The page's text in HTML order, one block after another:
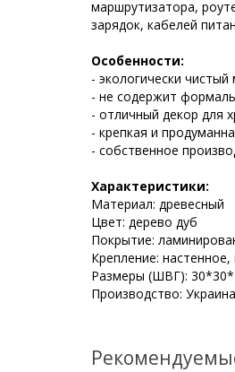
маршрутизатора,
зарядок, кабелей
Особенности:
- экологически
- не содержит
- отличный декор для
- крепкая и
- собственное
Характеристики:
Материал: древесный
Цвет: дерево дуб
Покрытие:
Крепление:
Размеры (ШВГ):
Производство: Украина